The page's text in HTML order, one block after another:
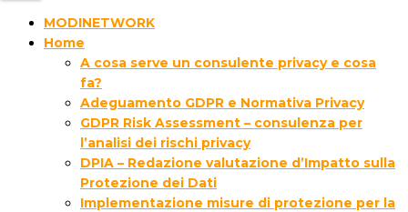
MODINETWORK
Home
A cosa serve un consulente privacy e cosa
fa?
Adeguamento GDPR e Normativa Privacy
GDPR Risk Assessment – consulenza per
l’analisi dei rischi privacy
DPIA – Redazione valutazione d’Impatto sulla
Protezione dei Dati
Implementazione misure di protezione per la